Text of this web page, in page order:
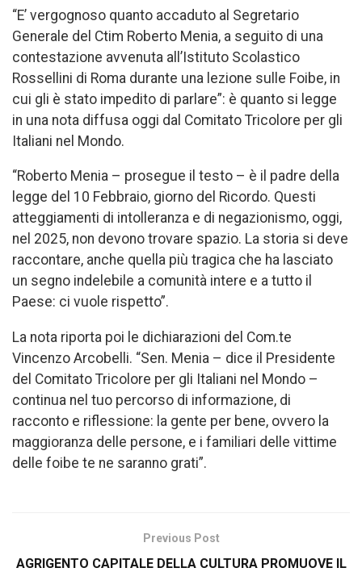
“E’ vergognoso quanto accaduto al Segretario
Generale del Ctim Roberto Menia, a seguito di una
contestazione avvenuta all’Istituto Scolastico
Rossellini di Roma durante una lezione sulle Foibe, in
cui gli è stato impedito di parlare”: è quanto si legge
in una nota diffusa oggi dal Comitato Tricolore per gli
Italiani nel Mondo.
“Roberto Menia – prosegue il testo – è il padre della
legge del 10 Febbraio, giorno del Ricordo. Questi
atteggiamenti di intolleranza e di negazionismo, oggi,
nel 2025, non devono trovare spazio. La storia si deve
raccontare, anche quella più tragica che ha lasciato
un segno indelebile a comunità intere e a tutto il
Paese: ci vuole rispetto”.
La nota riporta poi le dichiarazioni del Com.te
Vincenzo Arcobelli. “Sen. Menia – dice il Presidente
del Comitato Tricolore per gli Italiani nel Mondo –
continua nel tuo percorso di informazione, di
racconto e riflessione: la gente per bene, ovvero la
maggioranza delle persone, e i familiari delle vittime
delle foibe te ne saranno grati”.
Previous Post
AGRIGENTO CAPITALE DELLA CULTURA PROMUOVE IL